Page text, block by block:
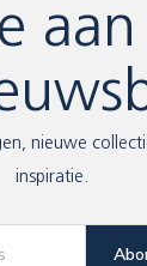
nieuwe
inspiratie.